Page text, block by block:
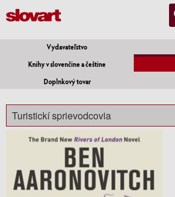
Vydavateľstvo
Knihy v slovenčine a češtine
Doplnkový tovar